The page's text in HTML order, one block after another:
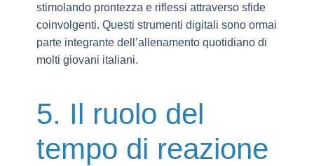
stimolando prontezza e riflessi attraverso sfide
coinvolgenti. Questi strumenti digitali sono ormai
parte integrante dell’allenamento quotidiano di
molti giovani italiani.
5. Il ruolo del
tempo di reazione